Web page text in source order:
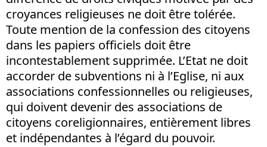
croyances religieuses ne doit être tolérée.
Toute mention de la confession des citoyens
dans les papiers officiels doit être
incontestablement supprimée. L’Etat ne doit
accorder de subventions ni à l’Eglise, ni aux
associations confessionnelles ou religieuses,
qui doivent devenir des associations de
citoyens coreligionnaires, entièrement libres
et indépendantes à l’égard du pouvoir.